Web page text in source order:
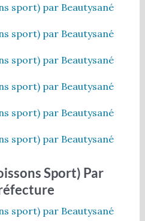
sport) par Beautysané
sport) par Beautysané
sport) par Beautysané
sport) par Beautysané
sport) par Beautysané
sport) par Beautysané
Sport) Par
sport) par Beautysané